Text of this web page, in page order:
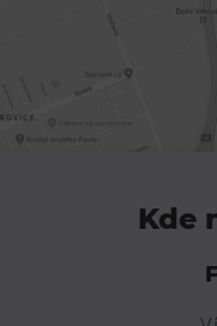
L’Osteria
Restaurace VP ART
Kde